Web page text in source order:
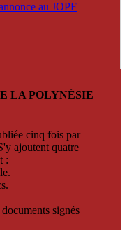
au JOPF
LA POLYNÉSIE
cinq fois par
ajoutent quatre
:
signés